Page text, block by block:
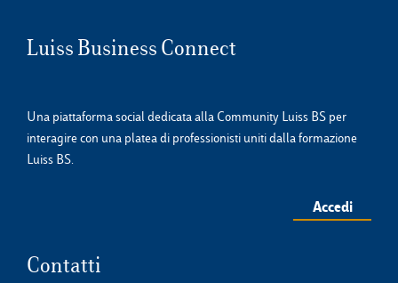
Luiss Business Connect
Una piattaforma social dedicata alla Community Luiss BS per
interagire con una platea di professionisti uniti dalla formazione
Luiss BS.
Accedi
Contatti